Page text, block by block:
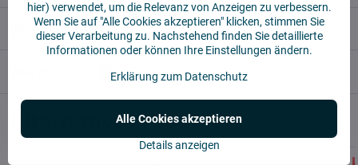
Beschreibung
Alternative Produkte
hier) verwendet, um die Relevanz von Anzeigen zu verbessern.
Wenn Sie auf "Alle Cookies akzeptieren" klicken, stimmen Sie
dieser Verarbeitung zu. Nachstehend finden Sie detaillierte
Informationen oder können Ihre Einstellungen ändern.
Erklärung zum Datenschutz
Details anzeigen
Alle Cookies akzeptieren